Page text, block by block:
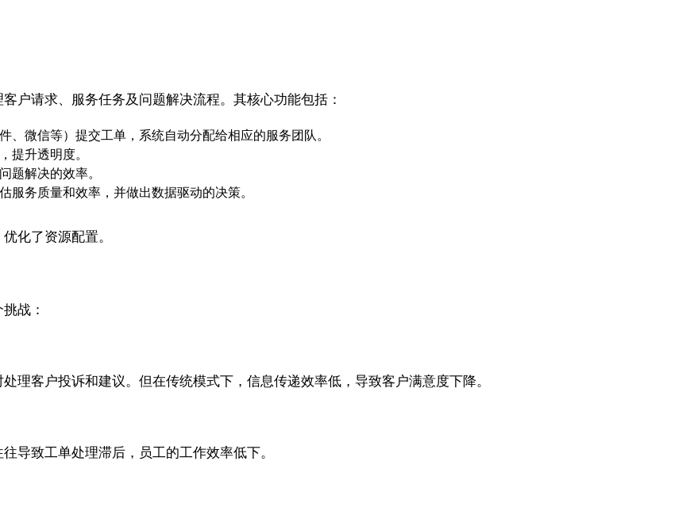
户请求、服务任务及问题解决流程。其核心功能包括：
、微信等）提交工单，系统自动分配给相应的服务团队。
提升透明度。
题解决的效率。
服务质量和效率，并做出数据驱动的决策。
化了资源配置。
战：
理客户投诉和建议。但在传统模式下，信息传递效率低，导致客户满意度下降。
导致工单处理滞后，员工的工作效率低下。